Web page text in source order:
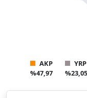
AKP
%47,97
YRP
%23,05